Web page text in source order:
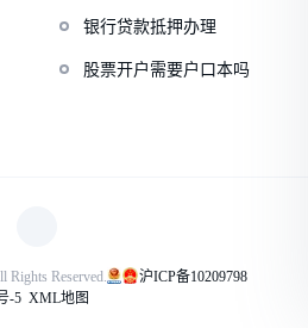
银行贷款抵押办理
股票开户需要户口本吗
Reserved.
沪ICP备10209798
-5 XML地图